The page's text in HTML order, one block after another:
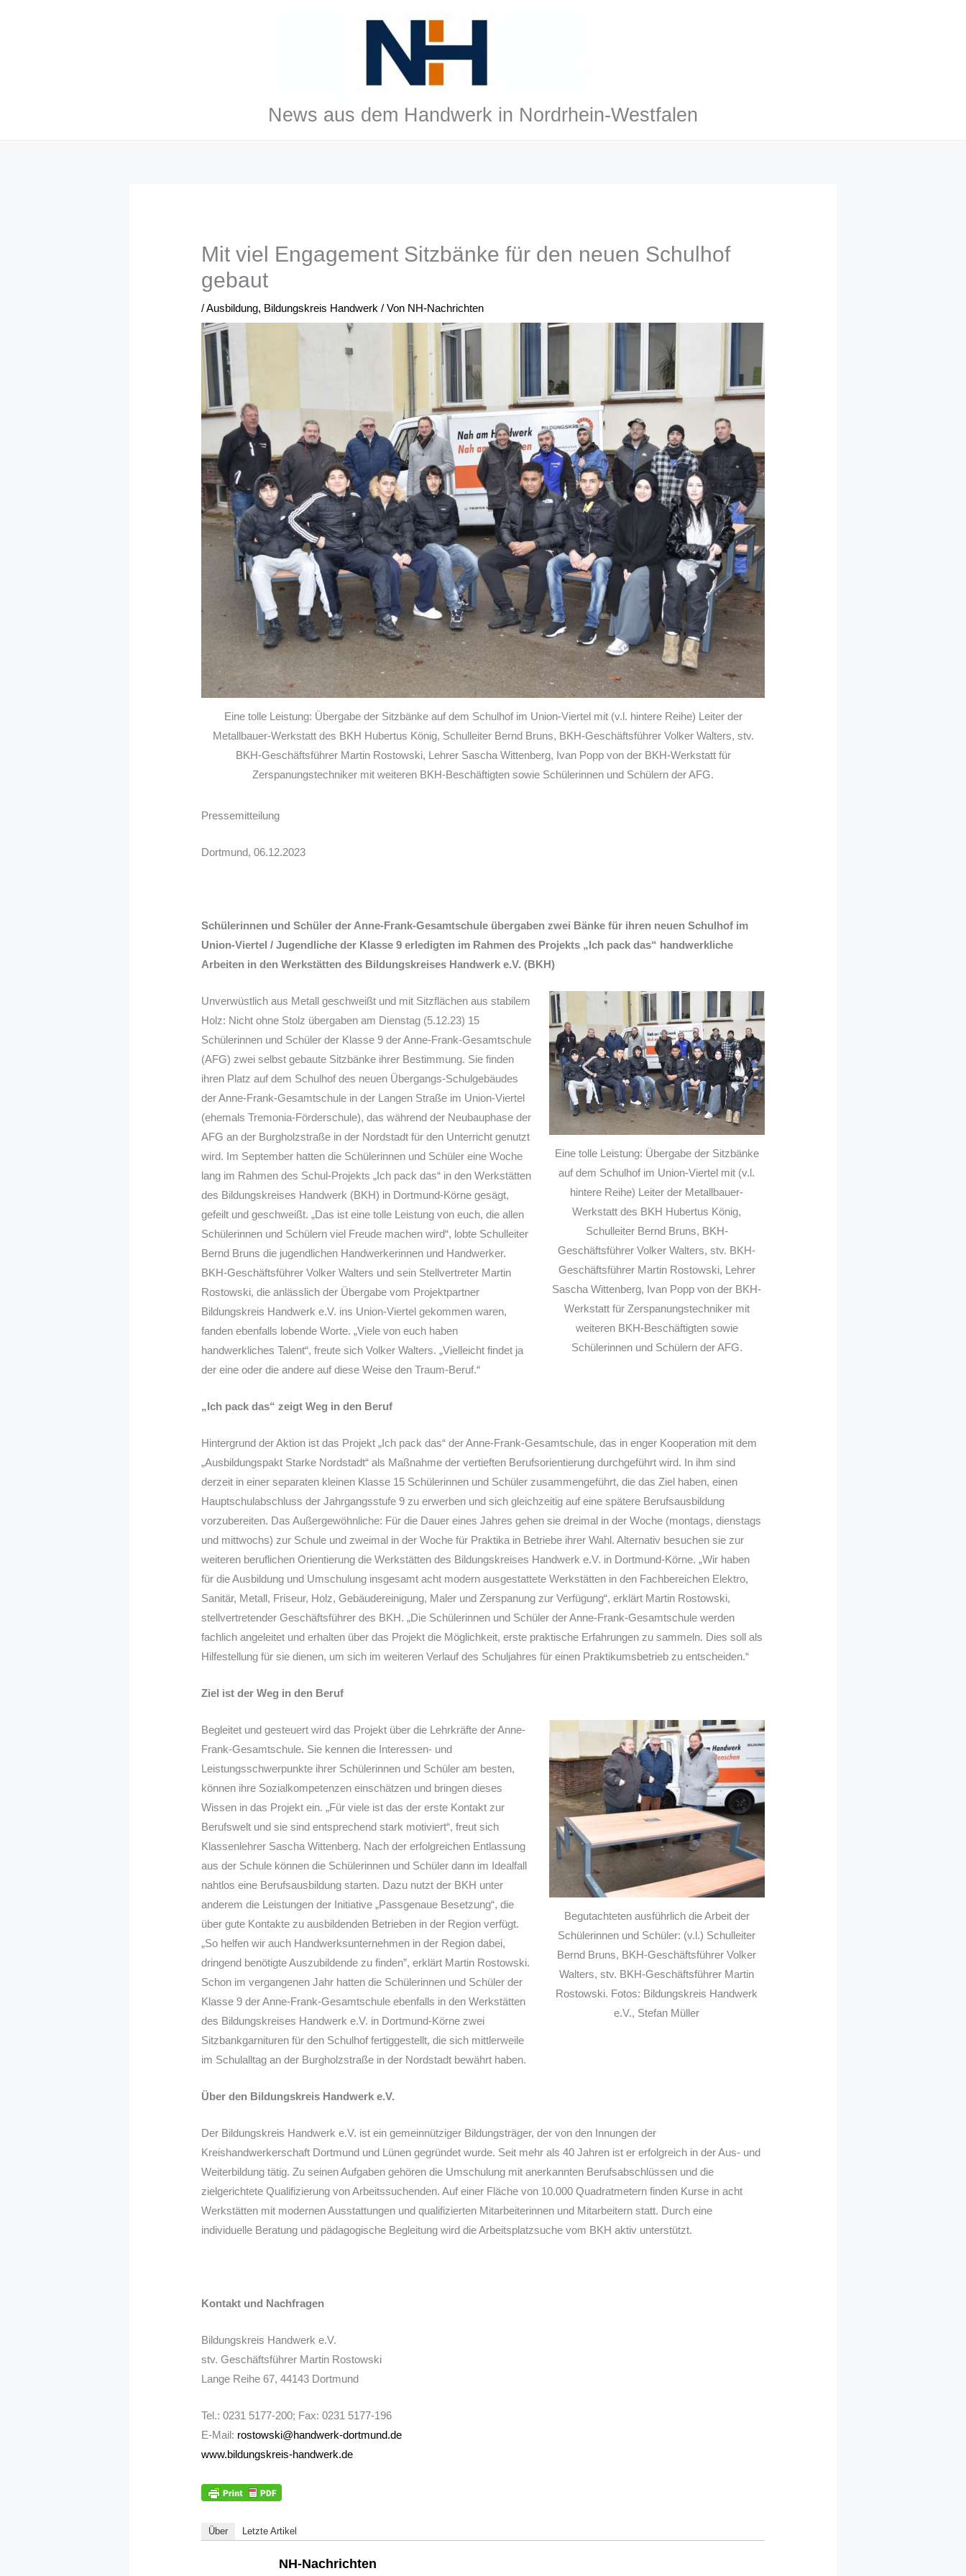
News aus dem Handwerk in Nordrhein-Westfalen
Mit viel Engagement Sitzbänke für den neuen Schulhof
gebaut
/Ausbildung, Bildungskreis Handwerk / Von NH-Nachrichten
Eine tolle Leistung: Übergabe der Sitzbänke auf dem Schulhof im Union-Viertel mit (v.l. hintere Reihe) Leiter der
Metallbauer-Werkstatt des BKH Hubertus König, Schulleiter Bernd Bruns, BKH-Geschäftsführer Volker Walters, stv.
BKH-Geschäftsführer Martin Rostowski, Lehrer Sascha Wittenberg, Ivan Popp von der BKH-Werkstatt für
Zerspanungstechniker mit weiteren BKH-Beschäftigten sowie Schülerinnen und Schülern der AFG.
Pressemitteilung
Dortmund, 06.12.2023
Schülerinnen und Schüler der Anne-Frank-Gesamtschule übergaben zwei Bänke für ihren neuen Schulhof im
Union-Viertel / Jugendliche der Klasse 9 erledigten im Rahmen des Projekts „Ich pack das“ handwerkliche
Arbeiten in den Werkstätten des Bildungskreises Handwerk e.V. (BKH)
Eine tolle Leistung: Übergabe der Sitzbänke
auf dem Schulhof im Union-Viertel mit (v.l.
hintere Reihe) Leiter der Metallbauer-
Werkstatt des BKH Hubertus König,
Schulleiter Bernd Bruns, BKH-
Geschäftsführer Volker Walters, stv. BKH-
Geschäftsführer Martin Rostowski, Lehrer
Sascha Wittenberg, Ivan Popp von der BKH-
Werkstatt für Zerspanungstechniker mit
weiteren BKH-Beschäftigten sowie
Schülerinnen und Schülern der AFG.
Unverwüstlich aus Metall geschweißt und mit Sitzflächen aus stabilem
Holz: Nicht ohne Stolz übergaben am Dienstag (5.12.23) 15
Schülerinnen und Schüler der Klasse 9 der Anne-Frank-Gesamtschule
(AFG) zwei selbst gebaute Sitzbänke ihrer Bestimmung. Sie finden
ihren Platz auf dem Schulhof des neuen Übergangs-Schulgebäudes
der Anne-Frank-Gesamtschule in der Langen Straße im Union-Viertel
(ehemals Tremonia-Förderschule), das während der Neubauphase der
AFG an der Burgholzstraße in der Nordstadt für den Unterricht genutzt
wird. Im September hatten die Schülerinnen und Schüler eine Woche
lang im Rahmen des Schul-Projekts „Ich pack das“ in den Werkstätten
des Bildungskreises Handwerk (BKH) in Dortmund-Körne gesägt,
gefeilt und geschweißt. „Das ist eine tolle Leistung von euch, die allen
Schülerinnen und Schülern viel Freude machen wird“, lobte Schulleiter
Bernd Bruns die jugendlichen Handwerkerinnen und Handwerker.
BKH-Geschäftsführer Volker Walters und sein Stellvertreter Martin
Rostowski, die anlässlich der Übergabe vom Projektpartner
Bildungskreis Handwerk e.V. ins Union-Viertel gekommen waren,
fanden ebenfalls lobende Worte. „Viele von euch haben
handwerkliches Talent“, freute sich Volker Walters. „Vielleicht findet ja
der eine oder die andere auf diese Weise den Traum-Beruf.“
„Ich pack das“ zeigt Weg in den Beruf
Hintergrund der Aktion ist das Projekt „Ich pack das“ der Anne-Frank-Gesamtschule, das in enger Kooperation mit dem
„Ausbildungspakt Starke Nordstadt“ als Maßnahme der vertieften Berufsorientierung durchgeführt wird. In ihm sind
derzeit in einer separaten kleinen Klasse 15 Schülerinnen und Schüler zusammengeführt, die das Ziel haben, einen
Hauptschulabschluss der Jahrgangsstufe 9 zu erwerben und sich gleichzeitig auf eine spätere Berufsausbildung
vorzubereiten. Das Außergewöhnliche: Für die Dauer eines Jahres gehen sie dreimal in der Woche (montags, dienstags
und mittwochs) zur Schule und zweimal in der Woche für Praktika in Betriebe ihrer Wahl. Alternativ besuchen sie zur
weiteren beruflichen Orientierung die Werkstätten des Bildungskreises Handwerk e.V. in Dortmund-Körne. „Wir haben
für die Ausbildung und Umschulung insgesamt acht modern ausgestattete Werkstätten in den Fachbereichen Elektro,
Sanitär, Metall, Friseur, Holz, Gebäudereinigung, Maler und Zerspanung zur Verfügung“, erklärt Martin Rostowski,
stellvertretender Geschäftsführer des BKH. „Die Schülerinnen und Schüler der Anne-Frank-Gesamtschule werden
fachlich angeleitet und erhalten über das Projekt die Möglichkeit, erste praktische Erfahrungen zu sammeln. Dies soll als
Hilfestellung für sie dienen, um sich im weiteren Verlauf des Schuljahres für einen Praktikumsbetrieb zu entscheiden.“
Ziel ist der Weg in den Beruf
Begutachteten ausführlich die Arbeit der
Schülerinnen und Schüler: (v.l.) Schulleiter
Bernd Bruns, BKH-Geschäftsführer Volker
Walters, stv. BKH-Geschäftsführer Martin
Rostowski. Fotos: Bildungskreis Handwerk
e.V., Stefan Müller
Begleitet und gesteuert wird das Projekt über die Lehrkräfte der Anne-
Frank-Gesamtschule. Sie kennen die Interessen- und
Leistungsschwerpunkte ihrer Schülerinnen und Schüler am besten,
können ihre Sozialkompetenzen einschätzen und bringen dieses
Wissen in das Projekt ein. „Für viele ist das der erste Kontakt zur
Berufswelt und sie sind entsprechend stark motiviert“, freut sich
Klassenlehrer Sascha Wittenberg. Nach der erfolgreichen Entlassung
aus der Schule können die Schülerinnen und Schüler dann im Idealfall
nahtlos eine Berufsausbildung starten. Dazu nutzt der BKH unter
anderem die Leistungen der Initiative „Passgenaue Besetzung“, die
über gute Kontakte zu ausbildenden Betrieben in der Region verfügt.
„So helfen wir auch Handwerksunternehmen in der Region dabei,
dringend benötigte Auszubildende zu finden”, erklärt Martin Rostowski.
Schon im vergangenen Jahr hatten die Schülerinnen und Schüler der
Klasse 9 der Anne-Frank-Gesamtschule ebenfalls in den Werkstätten
des Bildungskreises Handwerk e.V. in Dortmund-Körne zwei
Sitzbankgarnituren für den Schulhof fertiggestellt, die sich mittlerweile
im Schulalltag an der Burgholzstraße in der Nordstadt bewährt haben.
Über den Bildungskreis Handwerk e.V.
Der Bildungskreis Handwerk e.V. ist ein gemeinnütziger Bildungsträger, der von den Innungen der
Kreishandwerkerschaft Dortmund und Lünen gegründet wurde. Seit mehr als 40 Jahren ist er erfolgreich in der Aus- und
Weiterbildung tätig. Zu seinen Aufgaben gehören die Umschulung mit anerkannten Berufsabschlüssen und die
zielgerichtete Qualifizierung von Arbeitssuchenden. Auf einer Fläche von 10.000 Quadratmetern finden Kurse in acht
Werkstätten mit modernen Ausstattungen und qualifizierten Mitarbeiterinnen und Mitarbeitern statt. Durch eine
individuelle Beratung und pädagogische Begleitung wird die Arbeitsplatzsuche vom BKH aktiv unterstützt.
Kontakt und Nachfragen
Bildungskreis Handwerk e.V.
stv. Geschäftsführer Martin Rostowski
Lange Reihe 67, 44143 Dortmund
Tel.: 0231 5177-200; Fax: 0231 5177-196
E-Mail: rostowski@handwerk-dortmund.de
www.bildungskreis-handwerk.de
Über Letzte Artikel
NH-Nachrichten